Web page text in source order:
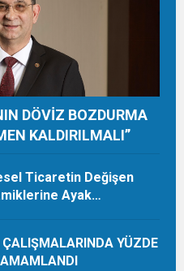
DÖVİZ BOZDURMA
KALDIRILMALI”
Ticaretin Değişen
Ayak
YÜZDE